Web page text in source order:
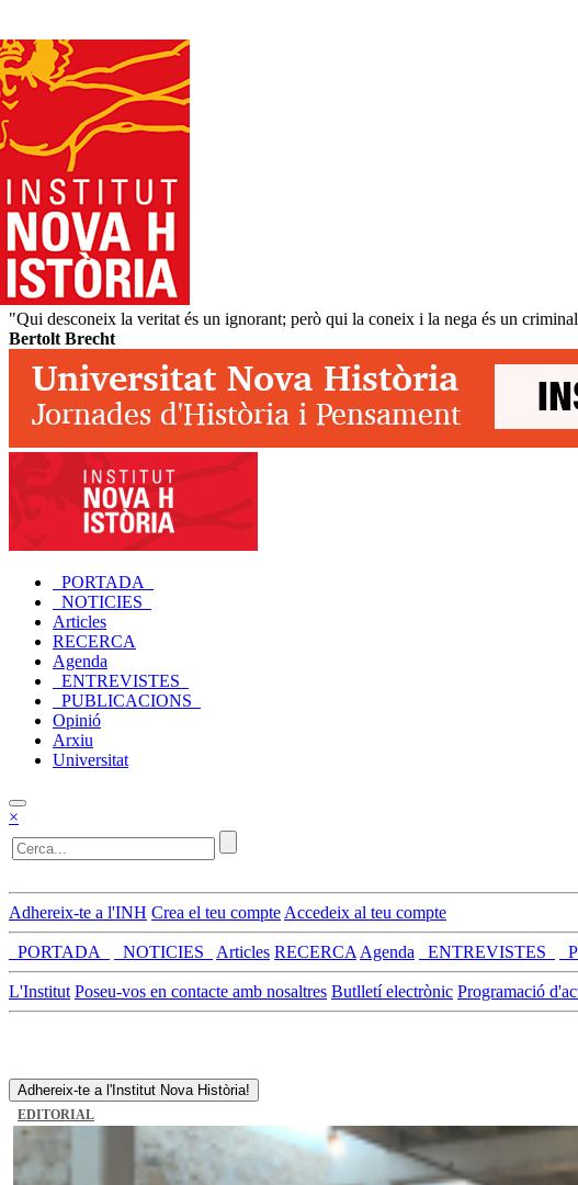
"Qui desconeix la veritat és un ignorant; però qui la coneix i la nega és un
Bertolt Brecht
_PORTADA_
_NOTICIES_
Articles
RECERCA
Agenda
_ENTREVISTES_
_PUBLICACIONS_
Opinió
Arxiu
Universitat
×
Adhereix-te a l'INH Crea el teu compte Accedeix al teu compte
_PORTADA_ _NOTICIES_ Articles RECERCA Agenda _ENTREVISTES_
L'Institut Poseu-vos en contacte amb nosaltres Butlletí electrònic Programació
Adhereix-te a l'Institut Nova Història!
EDITORIAL